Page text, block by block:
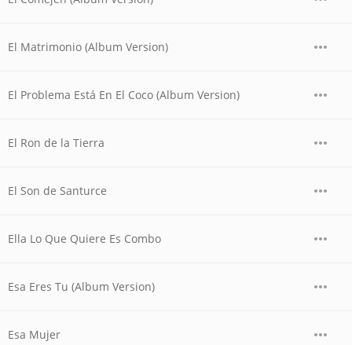
El Matrimonio (Album Version)
El Problema Está En El Coco (Album Version)
El Ron de la Tierra
El Son de Santurce
Ella Lo Que Quiere Es Combo
Esa Eres Tu (Album Version)
Esa Mujer